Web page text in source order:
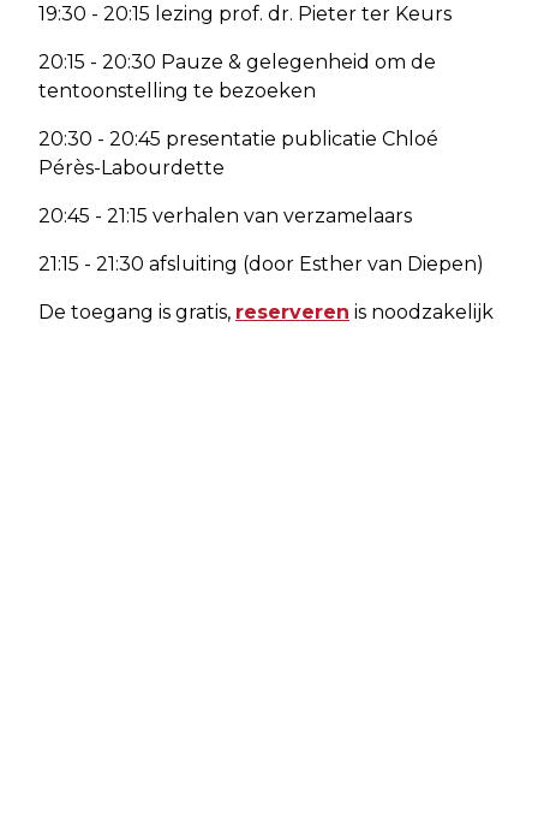
19:30 - 20:15 lezing prof. dr. Pieter ter Keurs
20:15 - 20:30 Pauze & gelegenheid om de
tentoonstelling te bezoeken
20:30 - 20:45 presentatie publicatie Chloé
Pérès-Labourdette
20:45 - 21:15 verhalen van verzamelaars
21:15 - 21:30 afsluiting (door Esther van Diepen)
De toegang is gratis, reserveren is noodzakelijk